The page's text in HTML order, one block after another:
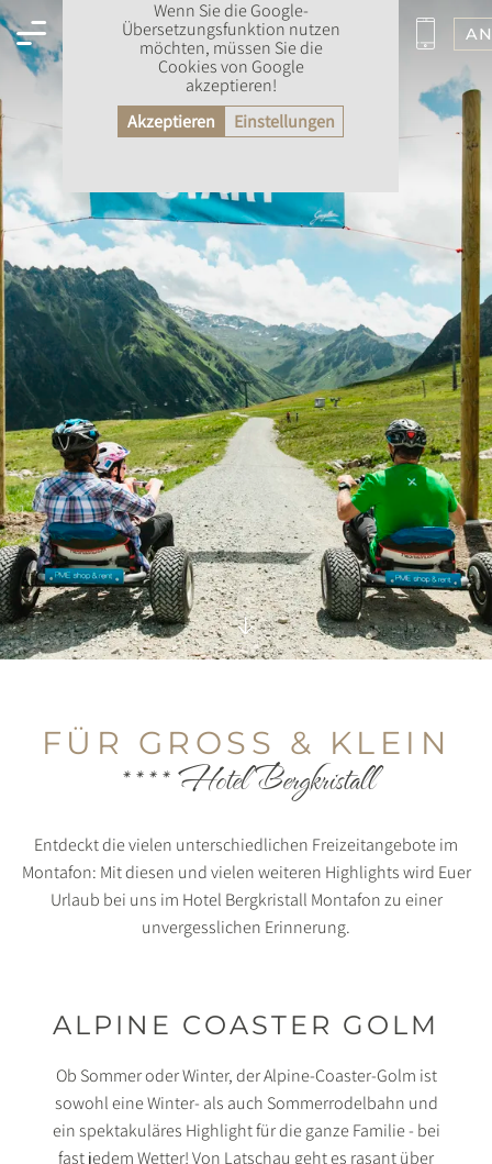
Wenn Sie die Google-
Übersetzungsfunktion nutzen
möchten, müssen Sie die
Cookies von Google
akzeptieren!
Akzeptieren
Einstellungen
FÜR GROSS & KLEIN
**** Hotel Bergkristall
Entdeckt die vielen unterschiedlichen Freizeitangebote im
Montafon: Mit diesen und vielen weiteren Highlights wird Euer
Urlaub bei uns im Hotel Bergkristall Montafon zu einer
unvergesslichen Erinnerung.
ALPINE COASTER GOLM
Ob Sommer oder Winter, der Alpine-Coaster-Golm ist
sowohl eine Winter- als auch Sommerrodelbahn und
ein spektakuläres Highlight für die ganze Familie - bei
fast jedem Wetter! Von Latschau geht es rasant über